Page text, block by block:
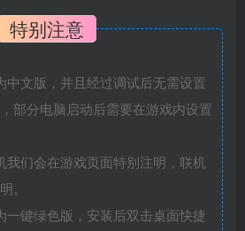
特别注意
中文版，并且经过调试后无需设置
部分电脑启动后需要在游戏内设置
我们会在游戏页面特别注明，联机
。
一键绿色版，安装后双击桌面快捷